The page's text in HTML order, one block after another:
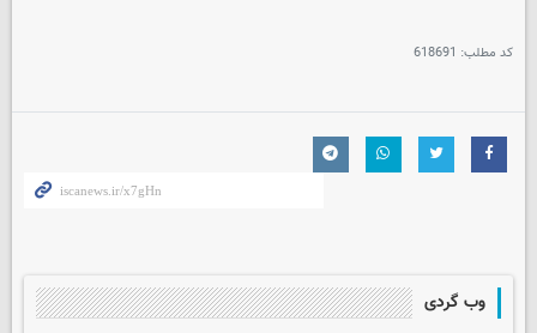
کد مطلب: 618691
وب گردی